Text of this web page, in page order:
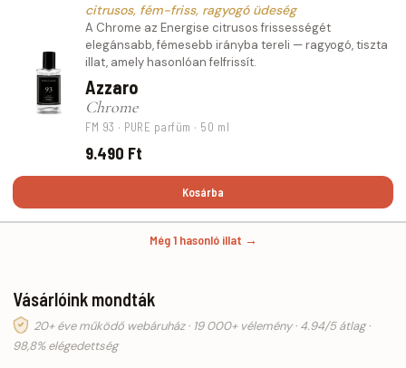
citrusos, fém-friss, ragyogó üdeség
A Chrome az Energise citrusos frissességét
elegánsabb, fémesebb irányba tereli — ragyogó, tiszta
illat, amely hasonlóan felfrissít.
Azzaro
Chrome
FM 93 · PURE parfüm · 50 ml
9.490 Ft
Kosárba
Még 1 hasonló illat →
Vásárlóink mondták
20+ éve működő webáruház · 19 000+ vélemény · 4.94/5 átlag ·
98,8% elégedettség